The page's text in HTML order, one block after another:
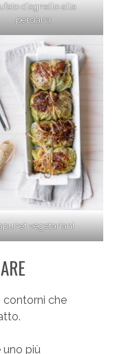
d’agnello alla
persiana
vegetariani
contorni che
uno più